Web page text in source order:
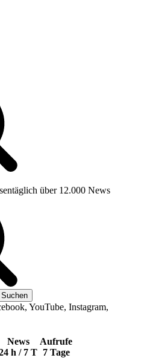
über 12.000 News
YouTube, Instagram,
News
h / 7 T
Aufrufe
7 Tage